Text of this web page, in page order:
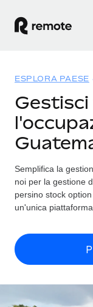
ASSUMI NEL
Global
Employer
Espanditi
Chiedi a un
Soluzioni
Ricerca
Trova i
Confronta
Partner
Integra l'HR
Tariffe
Italiano
English
Nederlands
Français
ESPLORA PAESE
Semplifica la
noi per la gestione
persino stock
un'unica